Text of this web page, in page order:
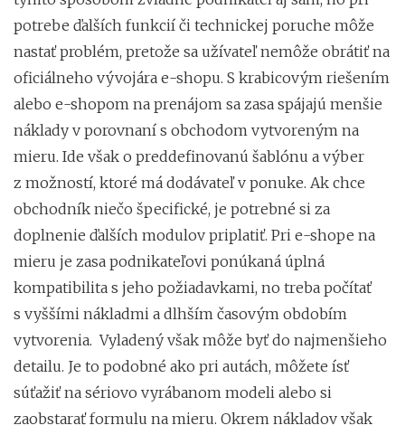
potrebe ďalších funkcií či technickej poruche môže
nastať problém, pretože sa užívateľ nemôže obrátiť na
oficiálneho vývojára e-shopu. S krabicovým riešením
alebo e-shopom na prenájom sa zasa spájajú menšie
náklady v porovnaní s obchodom vytvoreným na
mieru. Ide však o preddefinovanú šablónu a výber
z možností, ktoré má dodávateľ v ponuke. Ak chce
obchodník niečo špecifické, je potrebné si za
doplnenie ďalších modulov priplatiť. Pri e-shope na
mieru je zasa podnikateľovi ponúkaná úplná
kompatibilita s jeho požiadavkami, no treba počítať
s vyššími nákladmi a dlhším časovým obdobím
vytvorenia. Vyladený však môže byť do najmenšieho
detailu. Je to podobné ako pri autách, môžete ísť
súťažiť na sériovo vyrábanom modeli alebo si
zaobstarať formulu na mieru. Okrem nákladov však